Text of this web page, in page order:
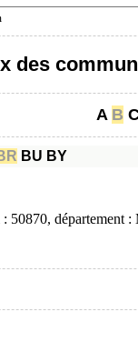
des
A B
BU BY
: 50870, département